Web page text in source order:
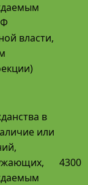
власти,
в
или
4300